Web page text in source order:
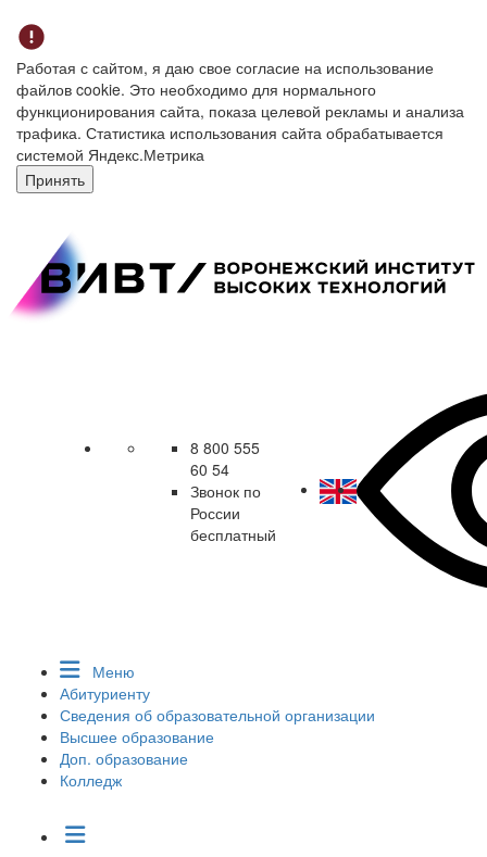
Работая с сайтом, я даю свое согласие на использование
файлов cookie. Это необходимо для нормального
функционирования сайта, показа целевой рекламы и анализа
трафика. Статистика использования сайта обрабатывается
системой Яндекс.Метрика
Принять
8 800 555
60 54
Звонок по
России
бесплатный
Меню
Абитуриенту
Сведения об образовательной организации
Высшее образование
Доп. образование
Колледж